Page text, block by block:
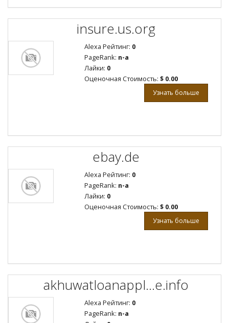
insure.us.org
Alexa Рейтинг: 0
PageRank: n-a
Лайки: 0
Оценочная Стоимость: $ 0.00
Узнать больше
ebay.de
Alexa Рейтинг: 0
PageRank: n-a
Лайки: 0
Оценочная Стоимость: $ 0.00
Узнать больше
akhuwatloanappl...e.info
Alexa Рейтинг: 0
PageRank: n-a